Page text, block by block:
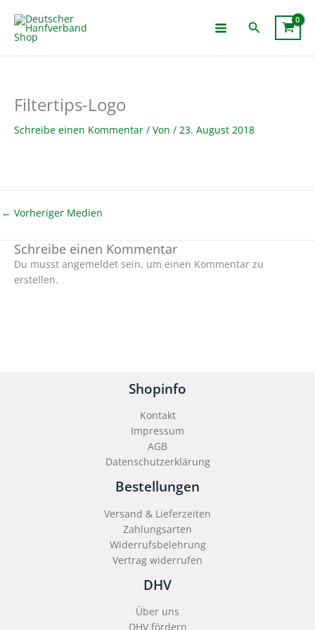
Inhalt
springen
Suchen
Filtertips-Logo
Schreibe einen Kommentar / Von / 23. August 2018
← Vorheriger Medien
Schreibe einen Kommentar
Du musst angemeldet sein, um einen Kommentar zu
erstellen.
Shopinfo
Kontakt
Impressum
AGB
Datenschutzerklärung
Bestellungen
Versand & Lieferzeiten
Zahlungsarten
Widerrufsbelehrung
Vertrag widerrufen
DHV
Über uns
DHV fördern